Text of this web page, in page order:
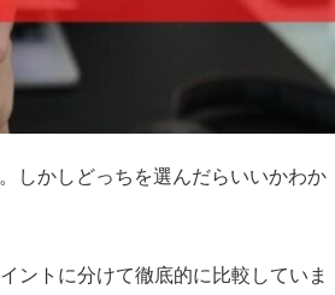
しかしどっちを選んだらいいかわか
ントに分けて徹底的に比較していま